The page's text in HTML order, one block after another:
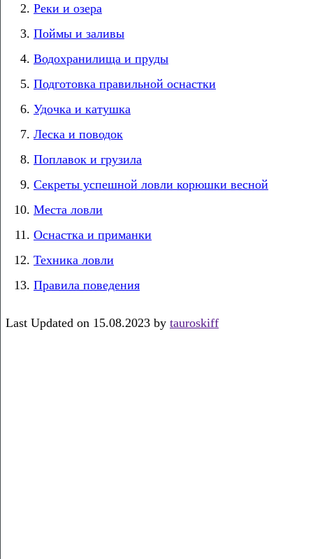
Реки и озера
Поймы и заливы
Водохранилища и пруды
Подготовка правильной оснастки
Удочка и катушка
Леска и поводок
Поплавок и грузила
Секреты успешной ловли корюшки весной
Места ловли
Оснастка и приманки
Техника ловли
Правила поведения
Last Updated on 15.08.2023 by tauroskiff